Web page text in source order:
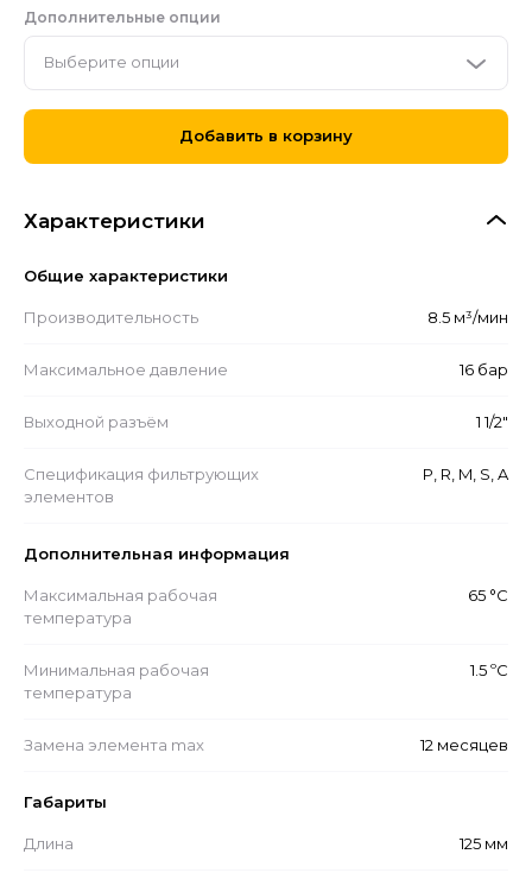
Дополнительные опции
Выберите опции
Добавить в корзину
Характеристики
Общие характеристики
Производительность 8.5 м³/мин
Максимальное давление 16 бар
Выходной разъём 1 1/2"
Спецификация фильтрующих
элементов
P, R, M, S, A
Дополнительная информация
Максимальная рабочая
температура
65 °С
Минимальная рабочая
температура
1.5 ºС
Замена элемента max 12 месяцев
Габариты
Длина 125 мм